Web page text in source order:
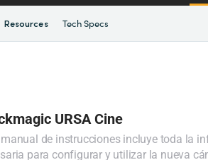
Resources Tech Specs
URSA Cine
manual de instrucciones incluye toda la
para configurar y utilizar la nueva